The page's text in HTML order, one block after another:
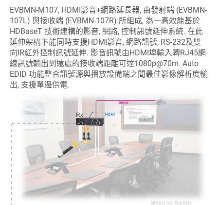
EVBMN-M107, HDMI影音+網路延長器, 由發射端 (EVBMN-
107L) 與接收端 (EVBMN-107R) 所組成, 為一高效能基於
HDBaseT 技術建構的影音, 網路, 控制訊號延伸系統. 在此
延伸架構下能同時支援HDMI影音, 網路訊號, RS-232及雙
向IR紅外控制訊號延伸. 影音訊號由HDMI埠輸入轉RJ45網
線訊號輸出到遠處的接收端距離可達1080p@70m. Auto
EDID 功能整合訊號源與播放設備端之間最佳影像解析度輸
出, 支援單邊供電.